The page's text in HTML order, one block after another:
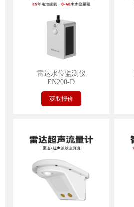
雷达水位监测仪
EN200-D
获取报价